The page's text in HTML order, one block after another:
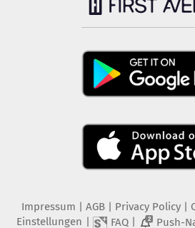
Impressum AGB Privacy Policy|
Einstellungen
FAQ| 2 Push-